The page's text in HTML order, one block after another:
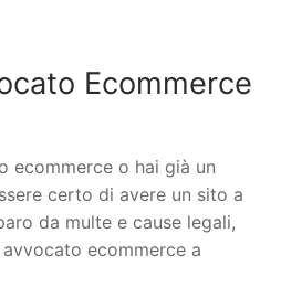
Ecommerce
ecommerce o hai già un
certo di avere un sito a
da multe e cause legali,
ecommerce a